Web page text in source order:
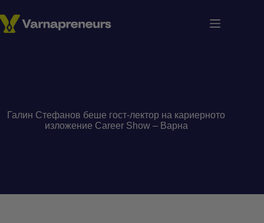
to
content
Галин Стефанов беше гост-лектор на кариерното
изложение Career Show – Варна